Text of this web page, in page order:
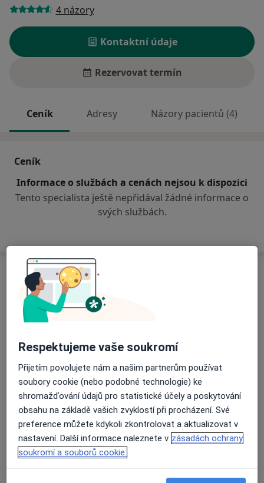
4 názory
Kontaktní údaje
Rezervovat termín
Ceník Adresy Názory pacientů (4)
Ceník
Informace o službách a cenách nejsou k dispozici
Tento specialista ještě nepřidával žádné informace o
svých službách.
Adresa
Nemocnice Na Homolce
Roentgenova 2/37,
Přiblížit mapu
Dostupnost
Na této adrese online kalendář není aktivní
Co mám v takové situaci udělat?
Způsoby platby (soukromé návštěvy)
Na teto adrese lékař přijímá pacienty na pojišťovnu
Respektujeme vaše soukromí
Přijetím povolujete nám a našim partnerům používat
soubory cookie (nebo podobné technologie) ke
shromažďování údajů pro statistické účely a poskytování
obsahu na základě vašich zvyklostí při procházení. Své
preference můžete kdykoli zkontrolovat a aktualizovat v
nastavení. Další informace naleznete v zásadách ochrany
soukromí a souborů cookie.